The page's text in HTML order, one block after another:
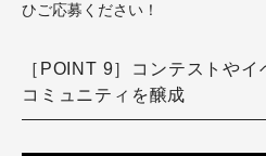
ひご応募ください！
［POINT 9］コンテストや
コミュニティを醸成